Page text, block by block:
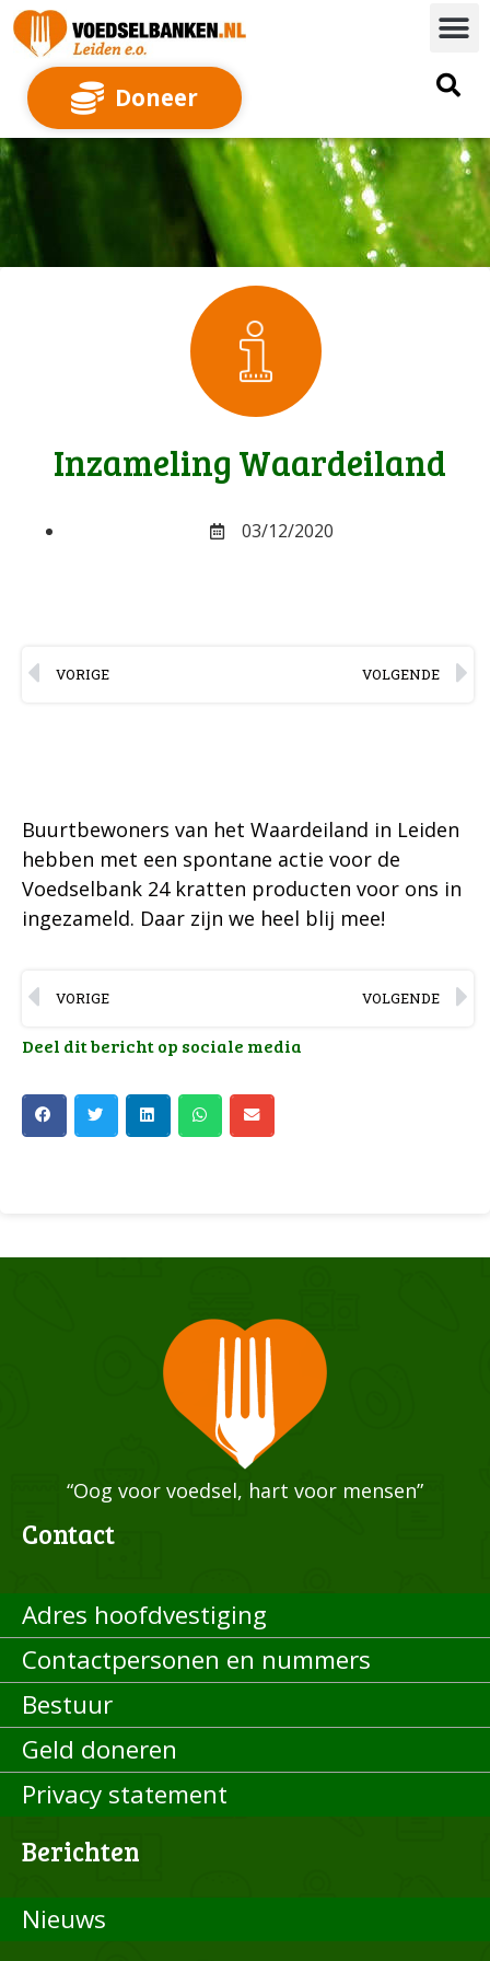
Doneer
Inzameling Waardeiland
03/12/2020
VORIGE VOLGENDE
Buurtbewoners van het Waardeiland in Leiden
hebben met een spontane actie voor de
Voedselbank 24 kratten producten voor ons in
ingezameld. Daar zijn we heel blij mee!
VORIGE VOLGENDE
Deel dit bericht op sociale media
“Oog voor voedsel, hart voor mensen”
Contact
Adres hoofdvestiging
Contactpersonen en nummers
Bestuur
Geld doneren
Privacy statement
Berichten
Nieuws